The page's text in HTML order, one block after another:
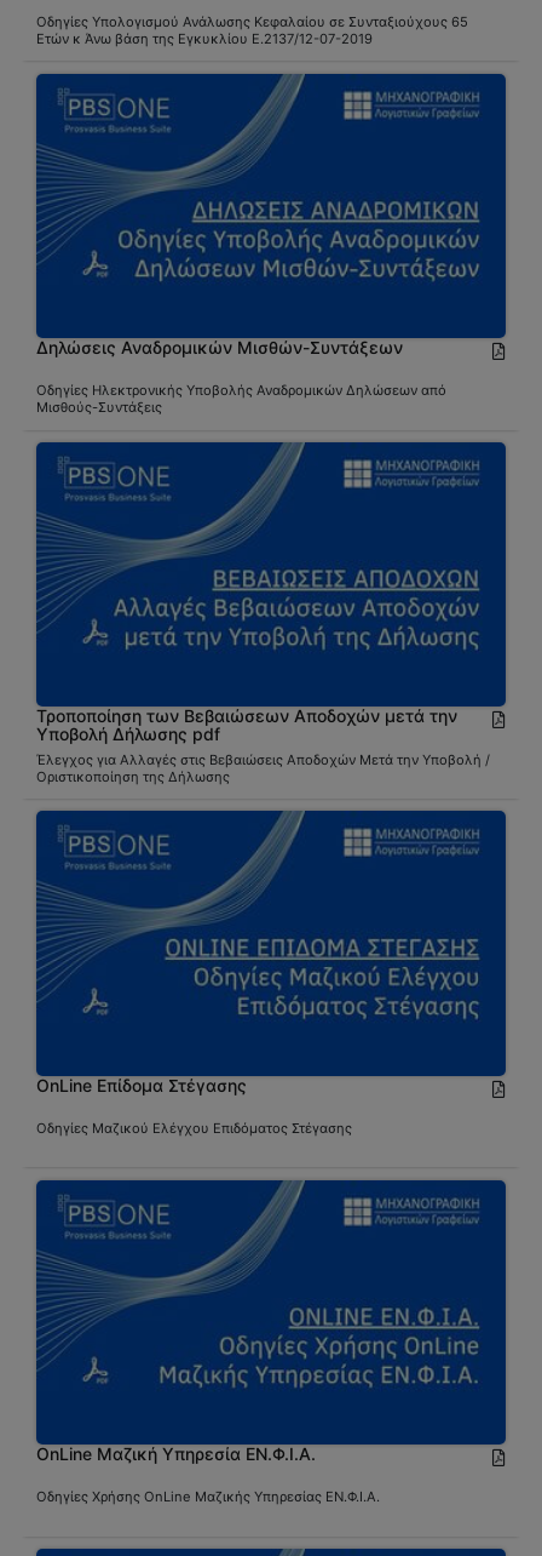
Οδηγίες Υπολογισμού Ανάλωσης Κεφαλαίου σε Συνταξιούχους 65
Ετών κ Άνω βάση της Εγκυκλίου Ε.2137/12-07-2019
Δηλώσεις Αναδρομικών Μισθών-Συντάξεων
Οδηγίες Ηλεκτρονικής Υποβολής Αναδρομικών Δηλώσεων από
Μισθούς-Συντάξεις
Τροποποίηση των Βεβαιώσεων Αποδοχών μετά την
Υποβολή Δήλωσης pdf
Έλεγχος για Αλλαγές στις Βεβαιώσεις Αποδοχών Μετά την Υποβολή /
Οριστικοποίηση της Δήλωσης
OnLine Επίδομα Στέγασης
Οδηγίες Μαζικού Ελέγχου Επιδόματος Στέγασης
OnLine Μαζική Υπηρεσία ΕΝ.Φ.Ι.Α.
Οδηγίες Χρήσης OnLine Μαζικής Υπηρεσίας ΕΝ.Φ.Ι.Α.